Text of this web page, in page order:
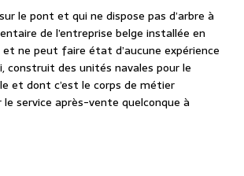
le pont et qui ne dispose pas d’arbre à
de l’entreprise belge installée en
et ne peut faire état d’aucune expérience
construit des unités navales pour le
et dont c’est le corps de métier
le service après-vente quelconque à